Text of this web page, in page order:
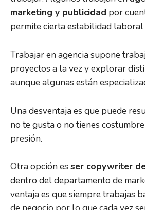
marketing y publicidad por
permite cierta estabilidad laboral
Trabajar en agencia supone
proyectos a la vez y explorar
aunque algunas están
Una desventaja es que puede
no te gusta o no tienes
presión.
Otra opción es ser copywriter
dentro del departamento de
ventaja es que siempre trabajas